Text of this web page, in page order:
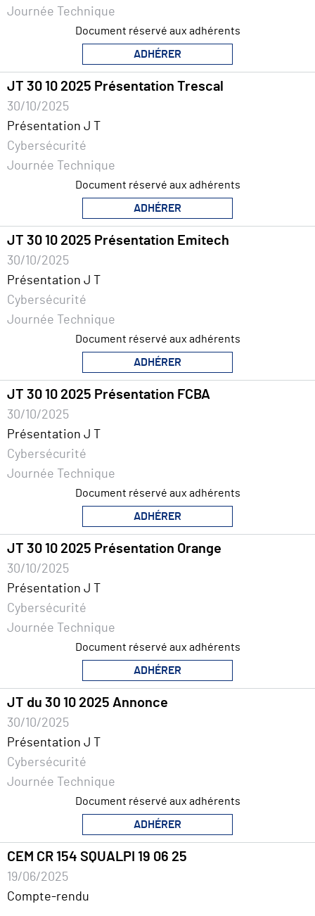
Journée Technique
Document réservé aux adhérents
ADHÉRER
JT 30 10 2025 Présentation Trescal
30/10/2025
Présentation J T
Cybersécurité
Journée Technique
Document réservé aux adhérents
ADHÉRER
JT 30 10 2025 Présentation Emitech
30/10/2025
Présentation J T
Cybersécurité
Journée Technique
Document réservé aux adhérents
ADHÉRER
JT 30 10 2025 Présentation FCBA
30/10/2025
Présentation J T
Cybersécurité
Journée Technique
Document réservé aux adhérents
ADHÉRER
JT 30 10 2025 Présentation Orange
30/10/2025
Présentation J T
Cybersécurité
Journée Technique
Document réservé aux adhérents
ADHÉRER
JT du 30 10 2025 Annonce
30/10/2025
Présentation J T
Cybersécurité
Journée Technique
Document réservé aux adhérents
ADHÉRER
CEM CR 154 SQUALPI 19 06 25
19/06/2025
Compte-rendu